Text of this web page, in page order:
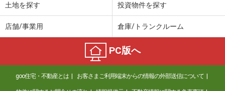
土地を探す 投資物件を探す
店舗/事業用 倉庫/トランクルーム
PC版へ
goo住宅・不動産とは お客さまご利用端末からの情報の外部送信について